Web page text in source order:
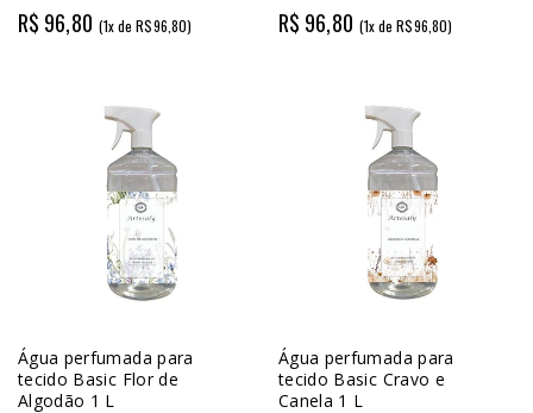
R$ 96,80 (1x de R$96,80) R$ 96,80 (1x de R$96,80)
Água perfumada para
tecido Basic Flor de
Algodão 1 L
Água perfumada para
tecido Basic Cravo e
Canela 1 L